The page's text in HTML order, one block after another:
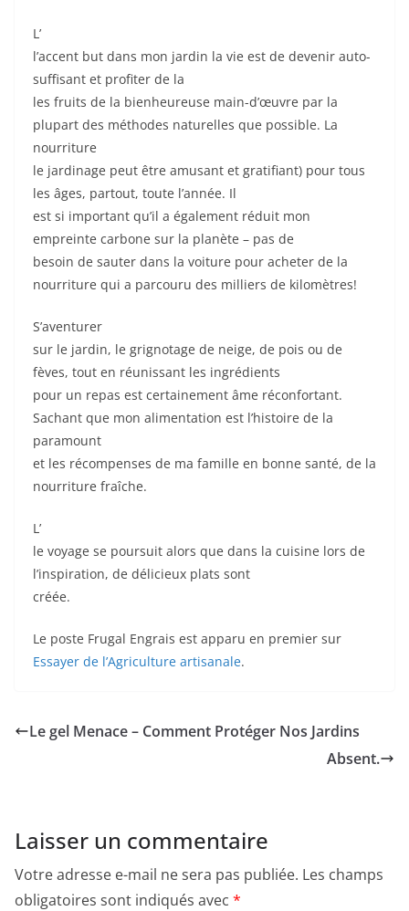
L’
l’accent but dans mon jardin la vie est de devenir auto-
suffisant et profiter de la
les fruits de la bienheureuse main-d’œuvre par la
plupart des méthodes naturelles que possible. La
nourriture
le jardinage peut être amusant et gratifiant) pour tous
les âges, partout, toute l’année. Il
est si important qu’il a également réduit mon
empreinte carbone sur la planète – pas de
besoin de sauter dans la voiture pour acheter de la
nourriture qui a parcouru des milliers de kilomètres!
S’aventurer
sur le jardin, le grignotage de neige, de pois ou de
fèves, tout en réunissant les ingrédients
pour un repas est certainement âme réconfortant.
Sachant que mon alimentation est l’histoire de la
paramount
et les récompenses de ma famille en bonne santé, de la
nourriture fraîche.
L’
le voyage se poursuit alors que dans la cuisine lors de
l’inspiration, de délicieux plats sont
créée.
Le poste Frugal Engrais est apparu en premier sur
Essayer de l’Agriculture artisanale.
Le gel Menace – Comment Protéger Nos Jardins
Absent.
Laisser un commentaire
Votre adresse e-mail ne sera pas publiée. Les champs
obligatoires sont indiqués avec *